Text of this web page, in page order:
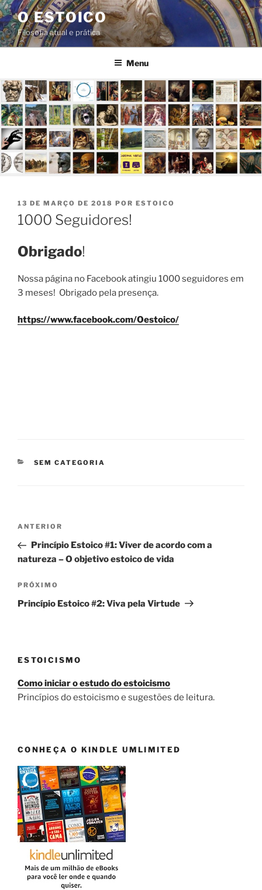
Pular
para
o
conteúdo
O ESTOICO
Filosofia atual e prática
Menu
PUBLICADO
EM
13 DE MARÇO DE 2018 POR ESTOICO
1000 Seguidores!
Obrigado!
Nossa página no Facebook atingiu 1000 seguidores em
3 meses! Obrigado pela presença.
https://www.facebook.com/Oestoico/
CATEGORIAS
SEM CATEGORIA
Navegação
Post
Post
anterior
ANTERIOR
Princípio Estoico #1: Viver de acordo com a
natureza – O objetivo estoico de vida
Próximo
post
PRÓXIMO
Princípio Estoico #2: Viva pela Virtude
ESTOICISMO
Como iniciar o estudo do estoicismo
Princípios do estoicismo e sugestões de leitura.
CONHEÇA O KINDLE UMLIMITED